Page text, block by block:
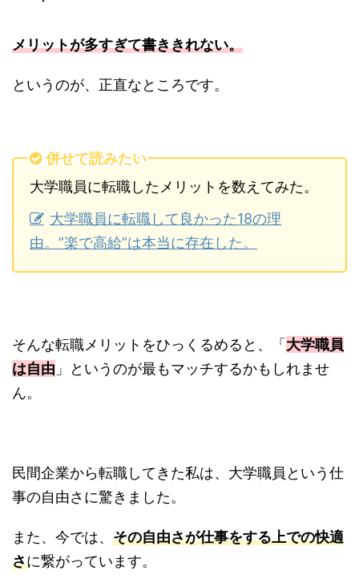
メリットが多すぎて書ききれない。
というのが、正直なところです。
併せて読みたい
大学職員に転職したメリットを数えてみた。
大学職員に転職して良かった18の理
由。”楽で高給”は本当に存在した。
そんな転職メリットをひっくるめると、「 大学職員
は自由 」というのが最もマッチするかもしれませ
ん。
民間企業から転職してきた私は、大学職員という仕
事の自由さに驚きました。
また、今では、 その自由さが仕事をする上での快適
さに繋がっています。